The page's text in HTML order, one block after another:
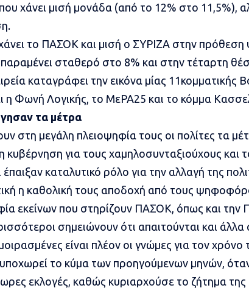
χάνει μισή μονάδα (από το 12% στο 11,5%),
το ΠΑΣΟΚ και μισή ο ΣΥΡΙΖΑ στην
σταθερό στο 8% και στην τέταρτη
καταγράφει την εικόνα μίας 11κομματικής
η Φωνή Λογικής, το ΜεΡΑ25 και το κόμμα
τα μέτρα
στη μεγάλη πλειοψηφία τους οι πολίτες τα
κυβέρνηση για τους χαμηλοσυνταξιούχους και
έπαιξαν καταλυτικό ρόλο για την αλλαγή της
η καθολική τους αποδοχή από τους
εκείνων που στηρίζουν ΠΑΣΟΚ, όπως και την
σημειώνουν ότι απαιτούνται και
είναι πλέον οι γνώμες για τον
υποχωρεί το κύμα των προηγούμενων μηνών,
εκλογές, καθώς κυριαρχούσε το ζήτημα